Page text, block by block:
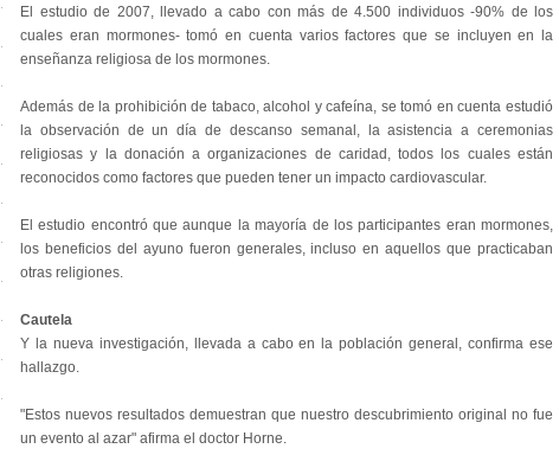
El estudio de 2007, llevado a cabo con más de 4.500 individuos -90% de los
cuales eran mormones- tomó en cuenta varios factores que se incluyen en la
enseñanza religiosa de los mormones.
Además de la prohibición de tabaco, alcohol y cafeína, se tomó en cuenta estudió
la observación de un día de descanso semanal, la asistencia a ceremonias
religiosas y la donación a organizaciones de caridad, todos los cuales están
reconocidos como factores que pueden tener un impacto cardiovascular.
El estudio encontró que aunque la mayoría de los participantes eran mormones,
los beneficios del ayuno fueron generales, incluso en aquellos que practicaban
otras religiones.
Cautela
Y la nueva investigación, llevada a cabo en la población general, confirma ese
hallazgo.
"Estos nuevos resultados demuestran que nuestro descubrimiento original no fue
un evento al azar" afirma el doctor Horne.